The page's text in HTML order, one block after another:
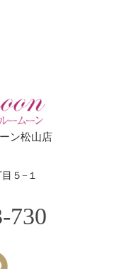
ン松山店
５−１
730